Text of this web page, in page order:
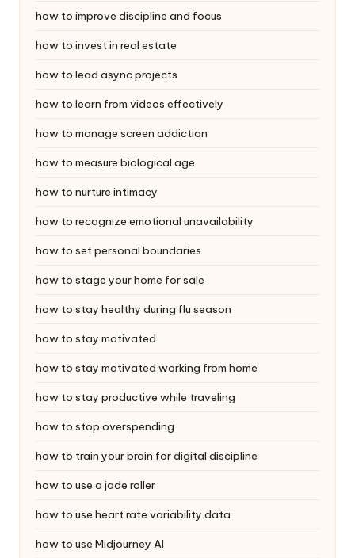
how to improve discipline and focus
how to invest in real estate
how to lead async projects
how to learn from videos effectively
how to manage screen addiction
how to measure biological age
how to nurture intimacy
how to recognize emotional unavailability
how to set personal boundaries
how to stage your home for sale
how to stay healthy during flu season
how to stay motivated
how to stay motivated working from home
how to stay productive while traveling
how to stop overspending
how to train your brain for digital discipline
how to use a jade roller
how to use heart rate variability data
how to use Midjourney AI